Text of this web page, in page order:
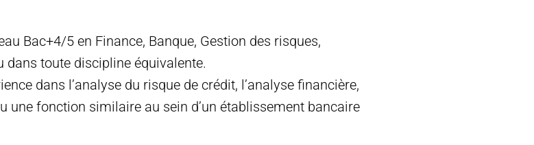
Bac+4/5 en Finance, Banque, Gestion des risques,
dans toute discipline équivalente.
dans l’analyse du risque de crédit, l’analyse financière,
une fonction similaire au sein d’un établissement bancaire